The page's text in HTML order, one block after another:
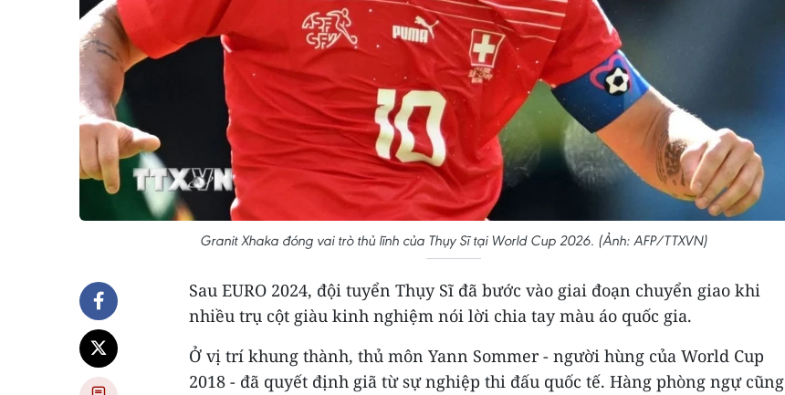
Granit Xhaka đóng vai trò thủ lĩnh của Thụy Sĩ tại World Cup 2026. (Ảnh: AFP/TTXVN)
Sau EURO 2024, đội tuyển Thụy Sĩ đã bước vào giai đoạn chuyển giao khi
nhiều trụ cột giàu kinh nghiệm nói lời chia tay màu áo quốc gia.
Ở vị trí khung thành, thủ môn Yann Sommer - người hùng của World Cup
2018 - đã quyết định giã từ sự nghiệp thi đấu quốc tế. Hàng phòng ngự cũng